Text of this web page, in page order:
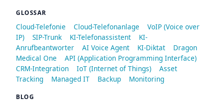
GLOSSAR
Cloud-Telefonie Cloud-Telefonanlage
VoIP (Voice over
IP)
SIP-Trunk KI-Telefonassistent
KI-
Anrufbeantworter
AI Voice Agent KI-Diktat
Dragon
Medical One
API (Application Programming Interface)
CRM-Integration
IoT (Internet of Things)
Asset
Tracking
Managed IT Backup Monitoring
BLOG